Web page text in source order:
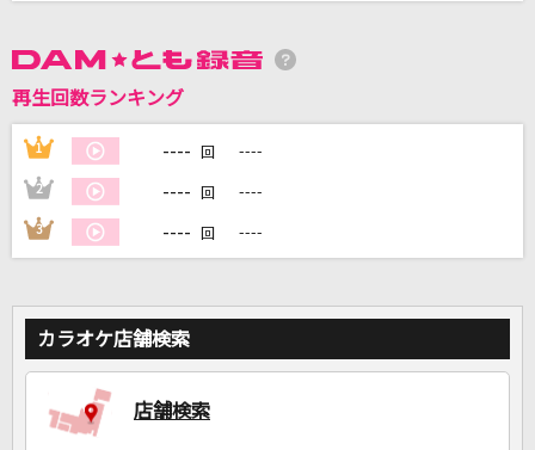
家族や友達と一緒に！練習にも！
再生回数ランキング
1 ---- 回 ----
2 ---- 回 ----
3 ---- 回 ----
カラオケ店舗検索
店舗検索